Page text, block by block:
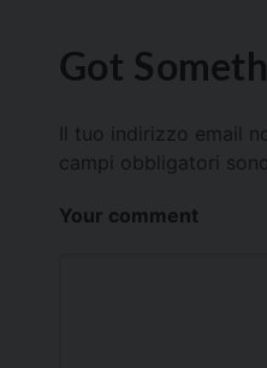
Got
Il tuo indirizzo email
campi obbligatori
Your comment